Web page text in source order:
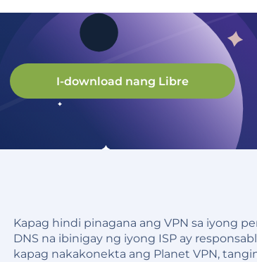
I-download nang Libre
Kapag hindi pinagana ang VPN sa iyong
DNS na ibinigay ng iyong ISP ay
kapag nakakonekta ang Planet VPN,